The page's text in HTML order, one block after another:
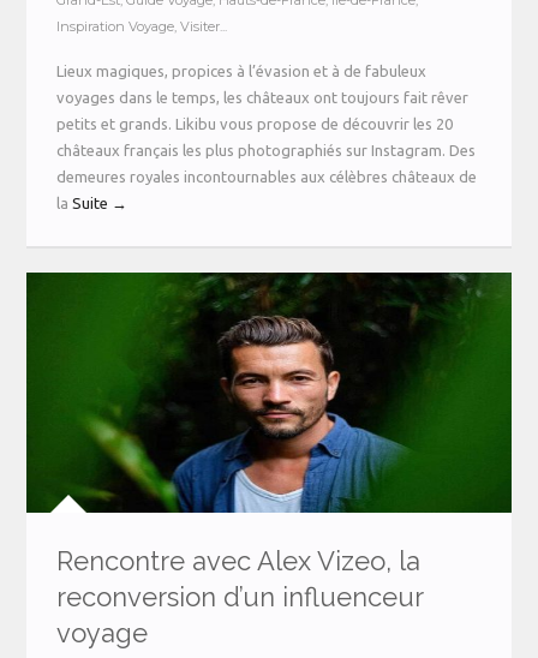
Inspiration Voyage,Visiter...
Lieux magiques, propices à l’évasion et à de fabuleux
voyages dans le temps, les châteaux ont toujours fait rêver
petits et grands. Likibu vous propose de découvrir les 20
châteaux français les plus photographiés sur Instagram. Des
demeures royales incontournables aux célèbres châteaux de
laSuite →
Rencontre avec Alex Vizeo, la
reconversion d’un influenceur
voyage